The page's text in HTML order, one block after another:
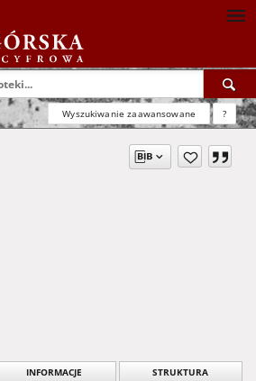
Wyszukiwanie zaawansowane ?
INFORMACJE STRUKTURA